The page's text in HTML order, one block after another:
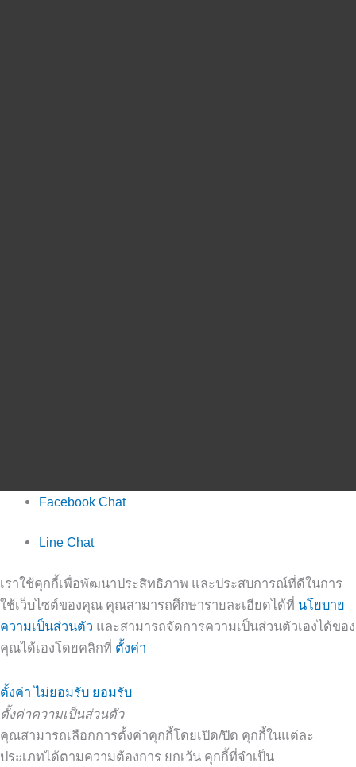
Facebook Chat
Line Chat
เราใช้คุกกี้เพื่อพัฒนาประสิทธิภาพ และประสบการณ์ที่ดีในการ
ใช้เว็บไซต์ของคุณ คุณสามารถศึกษารายละเอียดได้ที่ นโยบาย
ความเป็นส่วนตัว และสามารถจัดการความเป็นส่วนตัวเองได้ของ
คุณได้เองโดยคลิกที่ ตั้งค่า
ตั้งค่า ไม่ยอมรับ ยอมรับ
ตั้งค่าความเป็นส่วนตัว
คุณสามารถเลือกการตั้งค่าคุกกี้โดยเปิด/ปิด คุกกี้ในแต่ละ
ประเภทได้ตามความต้องการ ยกเว้น คุกกี้ที่จำเป็น